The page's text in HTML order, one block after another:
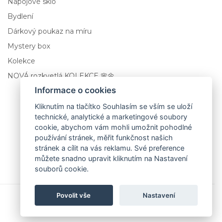
Tenacity
Ručně malovaná sklenice na whisky 390 ml
569,00 Kč
Přidat do košíku
Bydlení
Dárkový poukaz na míru
Mystery box
Kolekce
NOVÁ rozkvetlá KOLEKCE 🌸🌼
Informace o cookies
Kliknutím na tlačítko Souhlasím se vším se uloží
technické, analytické a marketingové soubory
cookie, abychom vám mohli umožnit pohodlné
používání stránek, měřit funkčnost našich
stránek a cílit na vás reklamu. Své preference
můžete snadno upravit kliknutím na Nastavení
souborů cookie.
Povolit vše Nastavení